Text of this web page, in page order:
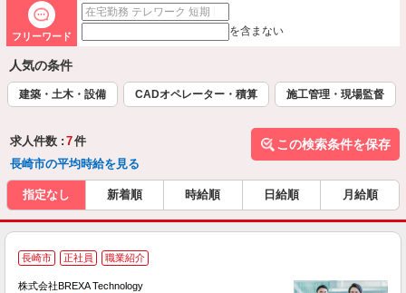
フリーワード を含まない
人気の条件
建築・土木・設備 CADオペレーター・積算 施工管理・現場監督
求人件数 : 7件
長崎市の平均時給を見る
この検索条件を保存
指定なし 新着順 時給順 日給順 月給順
長崎市 正社員 職業紹介
株式会社BREXA Technology